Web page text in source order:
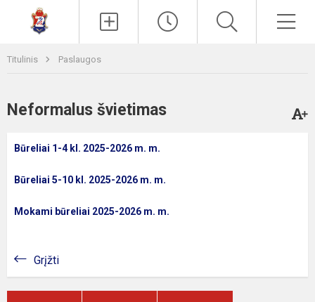
Titulinis Paslaugos
Neformalus švietimas
Būreliai 1-4 kl. 2025-2026 m. m.
Būreliai 5-10 kl. 2025-2026 m. m.
Mokami būreliai 2025-2026 m. m.
Grįžti